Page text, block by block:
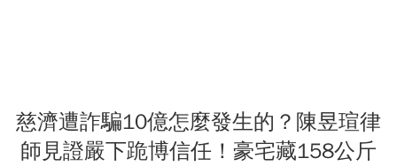
慈濟遭詐騙10億怎麼發生的？陳昱瑄律
師見證嚴下跪博信任！豪宅藏158公斤